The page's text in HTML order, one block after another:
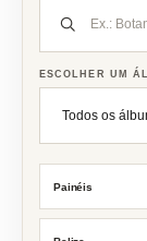
ESCOLHER UM
Painéis